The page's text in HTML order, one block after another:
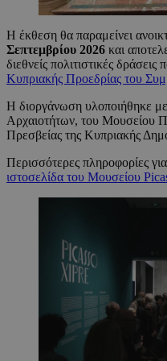
Η έκθεση θα παραμείνει
Σεπτεμβρίου 2026 και
διεθνείς πολιτιστικές
Κυπριακής Προεδρίας του
Η διοργάνωση υλοποιήθηκε
Αρχαιοτήτων, του Μουσείου
Πρεσβείας της Κυπριακής
Περισσότερες πληροφορίες
ιστοσελίδα του Μουσείου